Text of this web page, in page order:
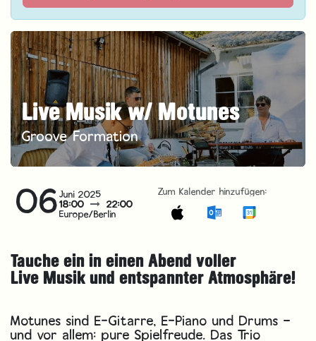
Live Musik w/ Motunes
Groove Formation
06Juni 2025
18:00 22:00
Europe/Berlin
Zum Kalender hinzufügen:
Tauche ein in einen Abend voller
Live Musik und entspannter Atmosphäre!
Motunes sind E-Gitarre, E-Piano und Drums –
und vor allem: pure Spielfreude. Das Trio